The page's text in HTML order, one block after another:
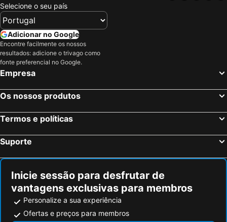
Selecione o seu país
Adicionar no Google
Encontre facilmente os nossos
resultados: adicione o trivago como
fonte preferencial no Google.
Empresa
Os nossos produtos
Termos e políticas
Suporte
Inicie sessão para desfrutar de
vantagens exclusivas para membros
Personalize a sua experiência
Ofertas e preços para membros